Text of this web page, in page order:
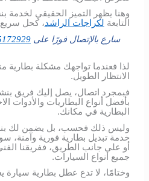
وهنا يظهر التميز الحقيقي لخدمة
التابعة لكراجات الراشد، كحل سريع
سارع بالإتصال فورًا على
لذا فعندما تواجهك مشكلة بطارية
الانتظار الطويل.
فبمجرد اتصال، يصل إليك فريق
بأفضل أنواع البطاريات والأدوات
البطارية في مكانك.
وليس ذلك فحسب، بل يضمن لك
خدمة تبديل بطارية فورية وآمنة،
أو على جانب الطريق، ففريقنا
جميع أنواع السيارات.
وختامًا، لا تدع عطل بطارية